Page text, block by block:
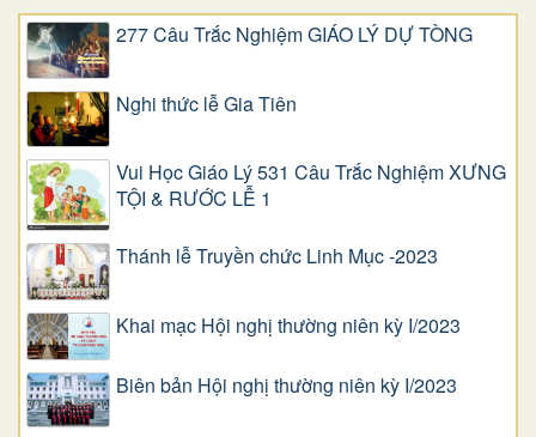
277 Câu Trắc Nghiệm GIÁO LÝ DỰ TÒNG
Nghi thức lễ Gia Tiên
Vui Học Giáo Lý 531 Câu Trắc Nghiệm XƯNG
TỘI & RƯỚC LỄ 1
Thánh lễ Truyền chức Linh Mục -2023
Khai mạc Hội nghị thường niên kỳ I/2023
Biên bản Hội nghị thường niên kỳ I/2023